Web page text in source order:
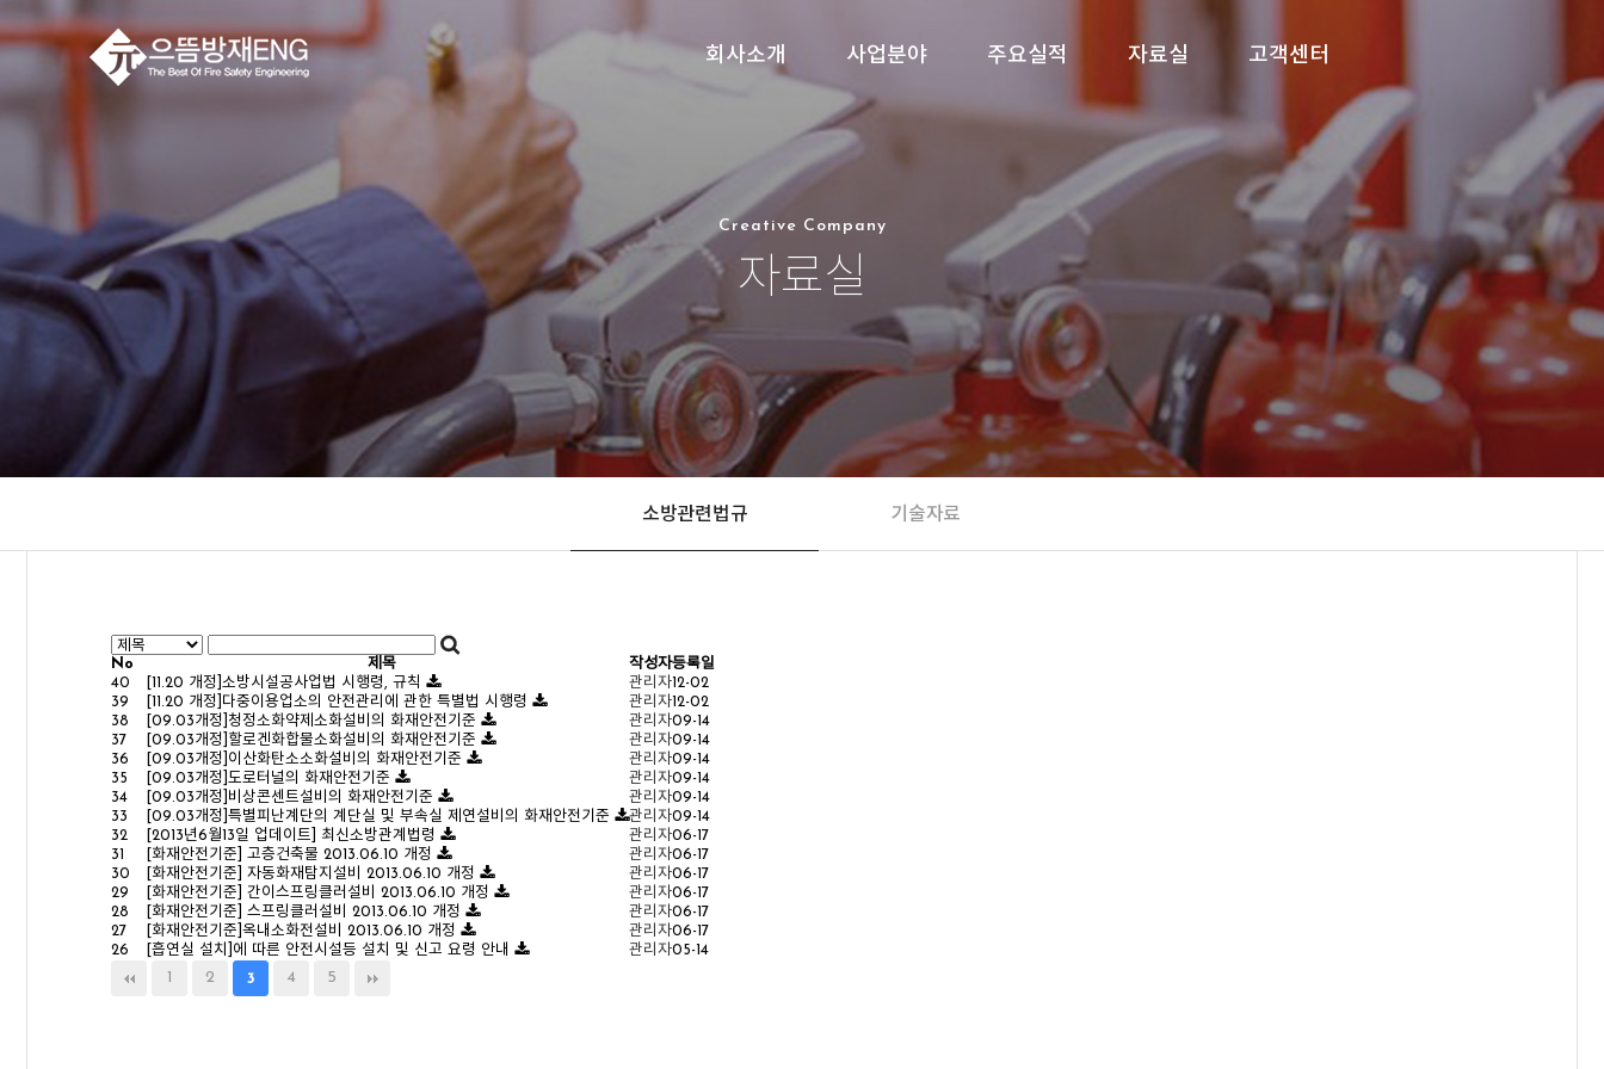
회사소개 사업분야 주요실적 자료실 고객센터
Creative Company
자료실
소방관련법규 기술자료
No 제목 작성자등록일
40
[11.20 개정]소방시설공사업법 시행령, 규칙 관리자12-02
39
[11.20 개정]다중이용업소의 안전관리에 관한 특별법 시행령 관리자12-02
38
[09.03개정]청정소화약제소화설비의 화재안전기준 관리자09-14
37
[09.03개정]할로겐화합물소화설비의 화재안전기준 관리자09-14
36
[09.03개정]이산화탄소소화설비의 화재안전기준 관리자09-14
35
[09.03개정]도로터널의 화재안전기준 관리자09-14
34
[09.03개정]비상콘센트설비의 화재안전기준 관리자09-14
33
[09.03개정]특별피난계단의 계단실 및 부속실 제연설비의 화재안전기준 관리자09-14
32
[2013년6월13일 업데이트] 최신소방관계법령 관리자06-17
31
[화재안전기준] 고층건축물 2013.06.10 개정 관리자06-17
30
[화재안전기준] 자동화재탐지설비 2013.06.10 개정 관리자06-17
29
[화재안전기준] 간이스프링클러설비 2013.06.10 개정 관리자06-17
28
[화재안전기준] 스프링클러설비 2013.06.10 개정 관리자06-17
27
[화재안전기준]옥내소화전설비 2013.06.10 개정 관리자06-17
26
[흡연실 설치]에 따른 안전시설등 설치 및 신고 요령 안내 관리자05-14
1 2 3 4 5